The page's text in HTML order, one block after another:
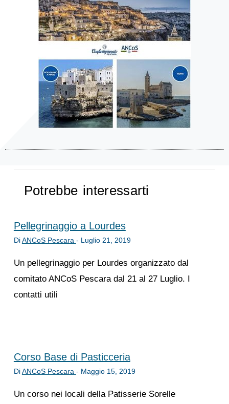
Potrebbe interessarti
Pellegrinaggio a Lourdes
DiANCoS Pescara - Luglio 21, 2019
Un pellegrinaggio per Lourdes organizzato dal
comitato ANCoS Pescara dal 21 al 27 Luglio. I
contatti utili
Corso Base di Pasticceria
DiANCoS Pescara - Maggio 15, 2019
Un corso nei locali della Patisserie Sorelle